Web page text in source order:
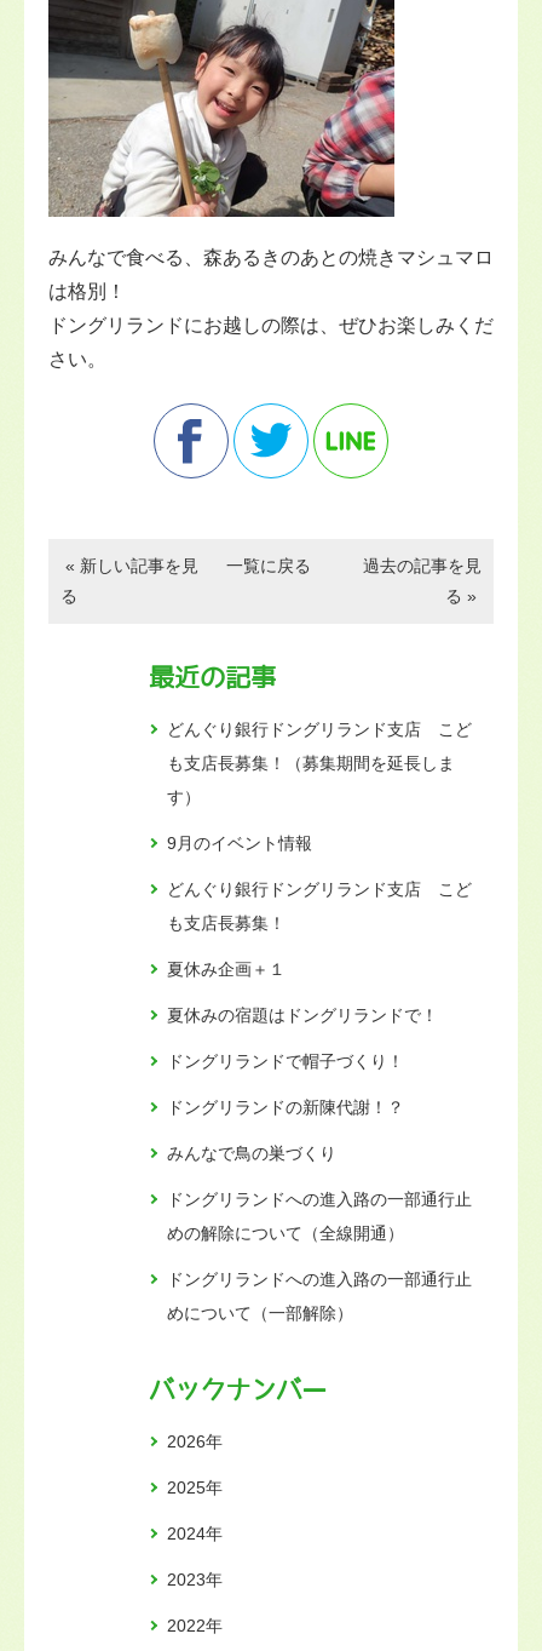
みんなで食べる、森あるきのあとの焼きマシュマロ
は格別！
ドングリランドにお越しの際は、ぜひお楽しみくだ
さい。
« 新しい記事を見
る
一覧に戻る
過去の記事を見
る »
最近の記事
どんぐり銀行ドングリランド支店 こど
も支店長募集！（募集期間を延長しま
す）
9月のイベント情報
どんぐり銀行ドングリランド支店 こど
も支店長募集！
夏休み企画＋１
夏休みの宿題はドングリランドで！
ドングリランドで帽子づくり！
ドングリランドの新陳代謝！？
みんなで鳥の巣づくり
ドングリランドへの進入路の一部通行止
めの解除について（全線開通）
ドングリランドへの進入路の一部通行止
めについて（一部解除）
バックナンバー
2026年
2025年
2024年
2023年
2022年